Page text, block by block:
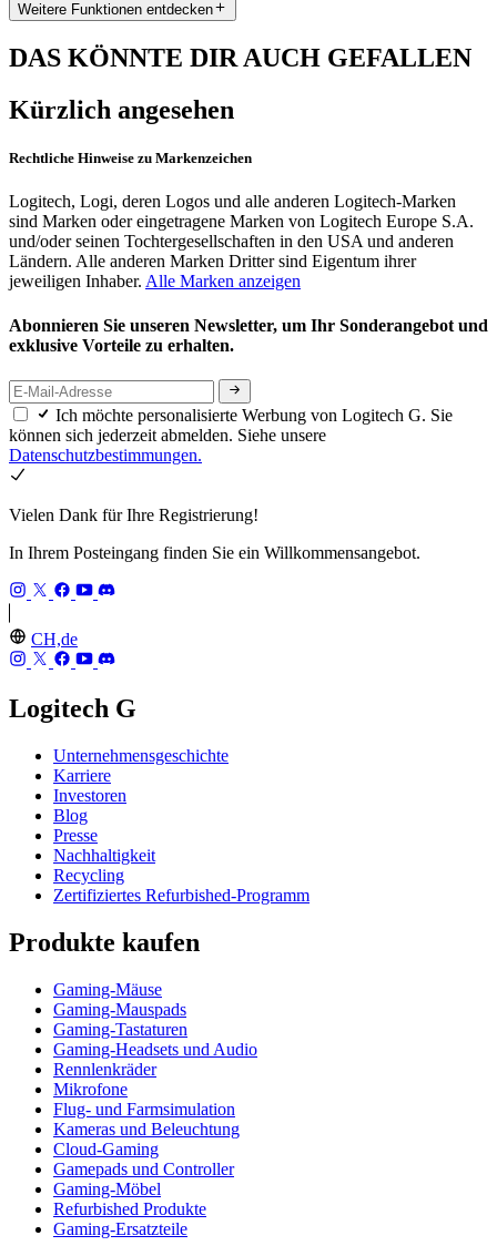
Weitere Funktionen entdecken
DAS KÖNNTE DIR AUCH GEFALLEN
Kürzlich angesehen
Rechtliche Hinweise zu Markenzeichen
Logitech, Logi, deren Logos und alle anderen Logitech-Marken
sind Marken oder eingetragene Marken von Logitech Europe S.A.
und/oder seinen Tochtergesellschaften in den USA und anderen
Ländern. Alle anderen Marken Dritter sind Eigentum ihrer
jeweiligen Inhaber. Alle Marken anzeigen
Abonnieren Sie unseren Newsletter, um Ihr Sonderangebot und
exklusive Vorteile zu erhalten.
Ich möchte personalisierte Werbung von Logitech G. Sie
können sich jederzeit abmelden. Siehe unsere
Datenschutzbestimmungen.
Vielen Dank für Ihre Registrierung!
In Ihrem Posteingang finden Sie ein Willkommensangebot.
CH,de
Logitech G
Unternehmensgeschichte
Karriere
Investoren
Blog
Presse
Nachhaltigkeit
Recycling
Zertifiziertes Refurbished-Programm
Produkte kaufen
Gaming-Mäuse
Gaming-Mauspads
Gaming-Tastaturen
Gaming-Headsets und Audio
Rennlenkräder
Mikrofone
Flug- und Farmsimulation
Kameras und Beleuchtung
Cloud-Gaming
Gamepads und Controller
Gaming-Möbel
Refurbished Produkte
Gaming-Ersatzteile